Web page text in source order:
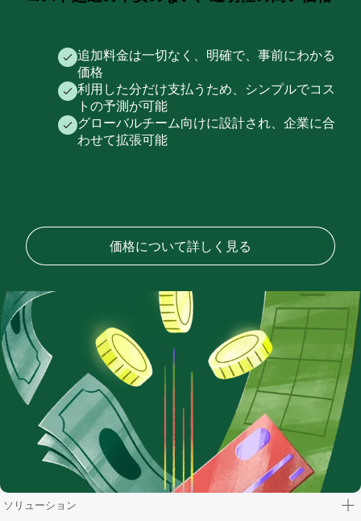
追加料金は一切なく、明確で、事前にわかる
価格
利用した分だけ支払うため、シンプルでコス
トの予測が可能
グローバルチーム向けに設計され、企業に合
わせて拡張可能
価格について詳しく見る
ソリューション